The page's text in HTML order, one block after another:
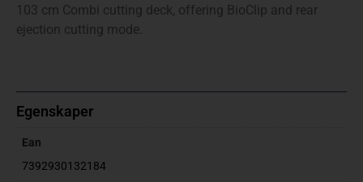
103 cm Combi cutting deck, offering BioClip and rear
ejection cutting mode.
Egenskaper
Ean
7392930132184